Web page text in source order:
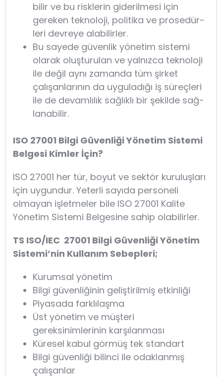
bi­lir ve bu risk­le­rin gi­de­ril­me­si için
gereken tek­no­lo­ji, po­li­ti­ka ve pro­se­dür­
le­ri dev­re­ye ala­bi­lir­ler.
Bu sa­ye­de gü­ven­lik yö­ne­tim sis­te­mi
ola­rak oluş­tu­ru­lan ve yal­nız­ca tek­no­lo­ji
ile de­ğil ay­nı za­man­da tüm şirket
çalışanlarının da uy­gu­la­dı­ğı iş sü­reç­le­ri
ile de de­vam­lı­lık sağ­lık­lı bir şekil­de sağ­
la­na­bi­lir.
ISO 27001 Bilgi Güvenliği Yönetim Sistemi
Belgesi Kimler İçin?
ISO 27001 her tür, boyut ve sektör kuruluşları
için uygundur. Yeterli sayıda personeli
olmayan işletmeler bile ISO 27001 Kalite
Yönetim Sistemi Belgesine sahip olabilirler.
TS ISO/IEC 27001 Bilgi Güvenliği Yönetim
Sistemi’nin Kullanım Sebepleri;
Kurumsal yönetim
Bilgi güvenliğinin geliştirilmiş etkinliği
Piyasada farklılaşma
Üst yönetim ve müşteri
gereksinimlerinin karşılanması
Küresel kabul görmüş tek standart
Bilgi güvenliği bilinci ile odaklanmış
çalışanlar